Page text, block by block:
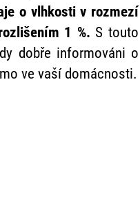
o vlhkosti v rozmezí
1 %. S touto
dobře informováni o
ve vaší domácnosti.